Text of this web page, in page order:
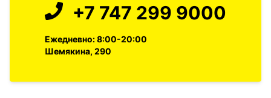
+7 747 299 9000
Ежедневно: 8:00-20:00
Шемякина, 290